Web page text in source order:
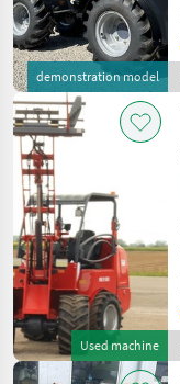
demonstration model
Used machine